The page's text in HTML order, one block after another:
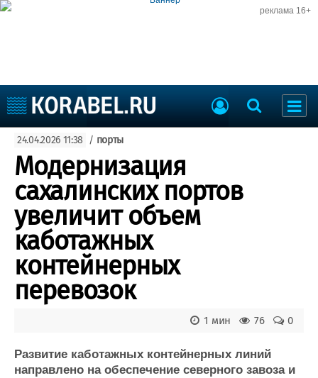
реклама 16+
Судоходство
Судоремонт
События
Пресс-релизы
Порты
ВМФ
Образование
Яхты и катера
Еще
Судостроение
Пульс
Репутация
Работа
Торговая площадка
Доска объявлений
Продажа флота
Изделия
Материалы
24.04.2026 11:38 / порты
Модернизация
сахалинских портов
увеличит объем
каботажных
контейнерных
перевозок
0
76
1 мин
Развитие каботажных контейнерных линий
направлено на обеспечение северного завоза и